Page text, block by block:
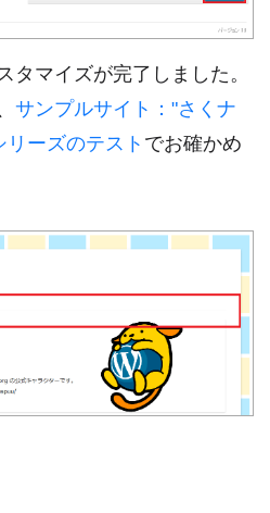
タマイズが完了しました。
サンプルサイト："さくナ
リーズのテスト でお確かめ